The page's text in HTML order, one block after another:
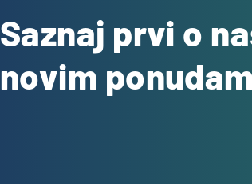
Saznaj prvi o
novim